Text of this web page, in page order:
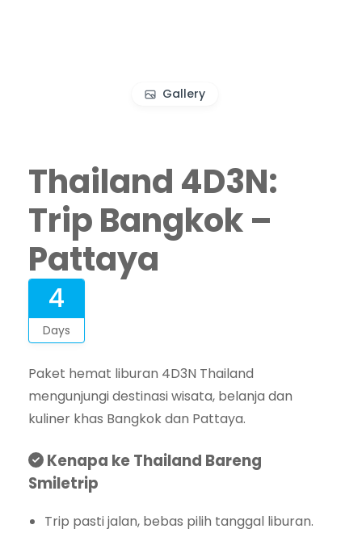
Gallery
Thailand 4D3N:
Trip Bangkok –
Pattaya
4
Days
Paket hemat liburan 4D3N Thailand
mengunjungi destinasi wisata, belanja dan
kuliner khas Bangkok dan Pattaya.
Kenapa ke Thailand Bareng
Smiletrip
Trip pasti jalan, bebas pilih tanggal liburan.